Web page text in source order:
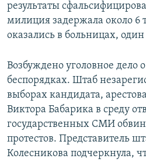
результаты
милиция задержала около 6
оказались в больницах,
Возбуждено уголовное дело
беспорядках. Штаб
выборах кандидата,
Виктора Бабарика в среду
государственных СМИ
протестов. Представитель
Колесникова подчеркнула,